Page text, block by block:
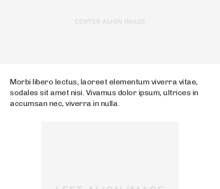
Morbi libero lectus, laoreet elementum viverra vitae,
sodales sit amet nisi. Vivamus dolor ipsum, ultrices in
accumsan nec, viverra in nulla.